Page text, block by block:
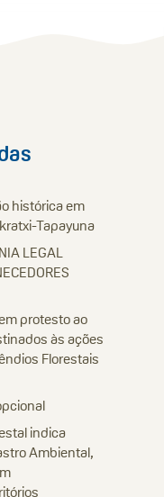
histórica em
Tapayuna
LEGAL
protesto ao
às ações
Florestais
indica
Ambiental,